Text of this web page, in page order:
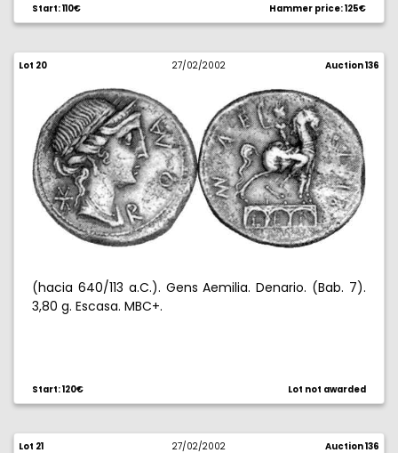
Start: 110€ Hammer price: 125€
Lot 20 27/02/2002 Auction 136
(hacia 640/113 a.C.). Gens Aemilia. Denario. (Bab. 7).
3,80 g. Escasa. MBC+.
Start: 120€ Lot not awarded
Lot 21 27/02/2002 Auction 136